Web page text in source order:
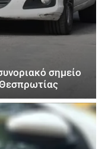
σημείο